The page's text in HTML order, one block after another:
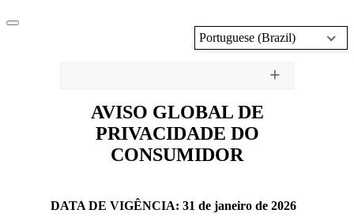
Portuguese (Brazil)
AVISO GLOBAL DE
PRIVACIDADE DO
CONSUMIDOR
DATA DE VIGÊNCIA: 31 de janeiro de 2026